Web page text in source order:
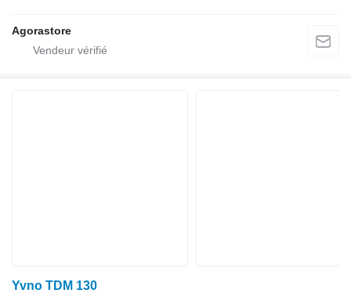
Agorastore
Yvno TDM 130